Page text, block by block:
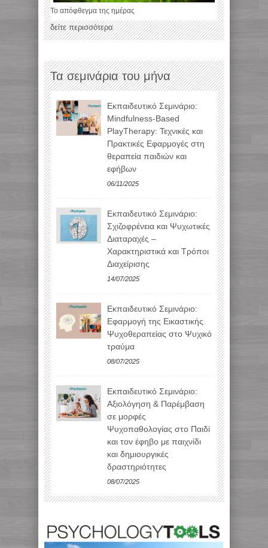
Το απόφθεγμα της ημέρας
δείτε περισσότερα
Τα σεμινάρια του μήνα
Εκπαιδευτικό Σεμινάριο:
Mindfulness-Based
PlayTherapy: Τεχνικές και
Πρακτικές Εφαρμογές στη
θεραπεία παιδιών και
εφήβων
06/11/2025
Εκπαιδευτικό Σεμινάριο:
Σχιζοφρένεια και Ψυχωτικές
Διαταραχές –
Χαρακτηριστικά και Τρόποι
Διαχείρισης
14/07/2025
Εκπαιδευτικό Σεμινάριο:
Εφαρμογή της Εικαστικής
Ψυχοθεραπείας στο Ψυχικό
τραύμα
08/07/2025
Εκπαιδευτικό Σεμινάριο:
Αξιολόγηση & Παρέμβαση
σε μορφές
Ψυχοπαθολογίας στο Παιδί
και τον έφηβο με παιχνίδι
και δημιουργικές
δραστηριότητες
08/07/2025